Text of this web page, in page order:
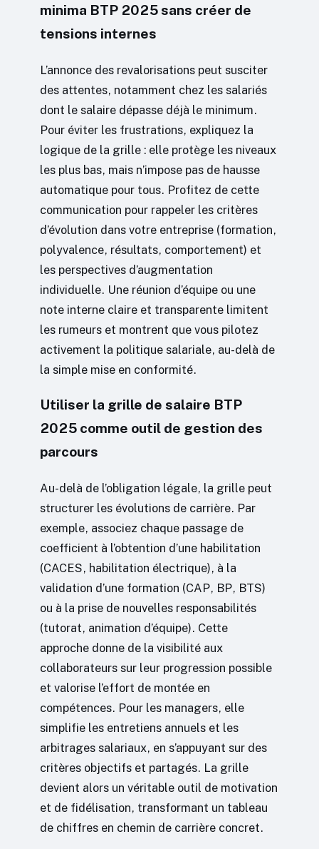
minima BTP 2025 sans créer de
tensions internes
L’annonce des revalorisations peut susciter
des attentes, notamment chez les salariés
dont le salaire dépasse déjà le minimum.
Pour éviter les frustrations, expliquez la
logique de la grille : elle protège les niveaux
les plus bas, mais n’impose pas de hausse
automatique pour tous. Profitez de cette
communication pour rappeler les critères
d’évolution dans votre entreprise (formation,
polyvalence, résultats, comportement) et
les perspectives d’augmentation
individuelle. Une réunion d’équipe ou une
note interne claire et transparente limitent
les rumeurs et montrent que vous pilotez
activement la politique salariale, au-delà de
la simple mise en conformité.
Utiliser la grille de salaire BTP
2025 comme outil de gestion des
parcours
Au-delà de l’obligation légale, la grille peut
structurer les évolutions de carrière. Par
exemple, associez chaque passage de
coefficient à l’obtention d’une habilitation
(CACES, habilitation électrique), à la
validation d’une formation (CAP, BP, BTS)
ou à la prise de nouvelles responsabilités
(tutorat, animation d’équipe). Cette
approche donne de la visibilité aux
collaborateurs sur leur progression possible
et valorise l’effort de montée en
compétences. Pour les managers, elle
simplifie les entretiens annuels et les
arbitrages salariaux, en s’appuyant sur des
critères objectifs et partagés. La grille
devient alors un véritable outil de motivation
et de fidélisation, transformant un tableau
de chiffres en chemin de carrière concret.